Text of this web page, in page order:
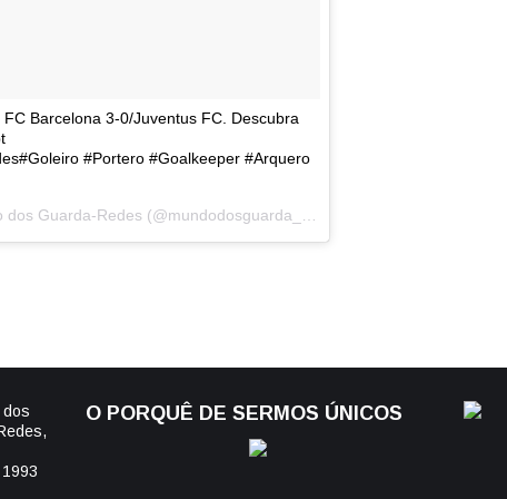
Barcelona 3-0/Juventus FC. Descubra
#Portero #Goalkeeper #Arquero
O PORQUÊ DE SERMOS ÚNICOS